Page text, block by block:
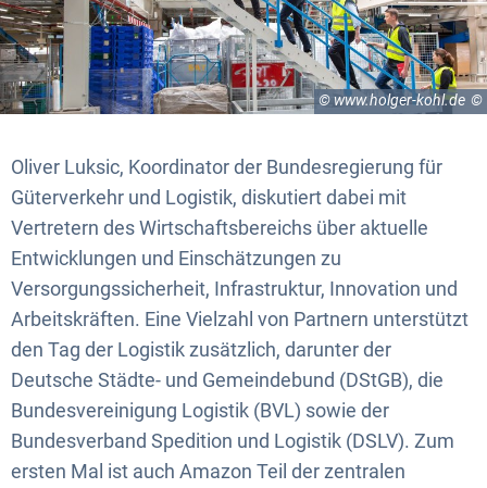
© www.holger-kohl.de
Oliver Luksic, Koordinator der Bundesregierung für
Güterverkehr und Logistik, diskutiert dabei mit
Vertretern des Wirtschaftsbereichs über aktuelle
Entwicklungen und Einschätzungen zu
Versorgungssicherheit, Infrastruktur, Innovation und
Arbeitskräften. Eine Vielzahl von Partnern unterstützt
den Tag der Logistik zusätzlich, darunter der
Deutsche Städte- und Gemeindebund (DStGB), die
Bundesvereinigung Logistik (BVL) sowie der
Bundesverband Spedition und Logistik (DSLV). Zum
ersten Mal ist auch Amazon Teil der zentralen